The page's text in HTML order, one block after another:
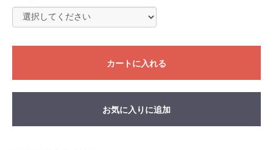
カートに入れる
お気に入りに追加